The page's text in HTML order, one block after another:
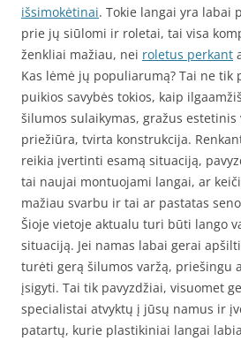
išsimokėtinai. Tokie langai yra labai
prie jų siūlomi ir roletai, tai visa
ženkliai mažiau, nei roletus perkant
Kas lėmė jų populiarumą? Tai ne
puikios savybės tokios, kaip
šilumos sulaikymas, gražus estetinis
priežiūra, tvirta konstrukcija.
reikia įvertinti esamą situaciją,
tai naujai montuojami langai, ar
mažiau svarbu ir tai ar pastatas
Šioje vietoje aktualu turi būti lango
situaciją. Jei namas labai gerai
turėti gerą šilumos varžą, priešingu
įsigyti. Tai tik pavyzdžiai, visuomet
specialistai atvyktų į jūsų namus ir
patartų, kurie plastikiniai langai